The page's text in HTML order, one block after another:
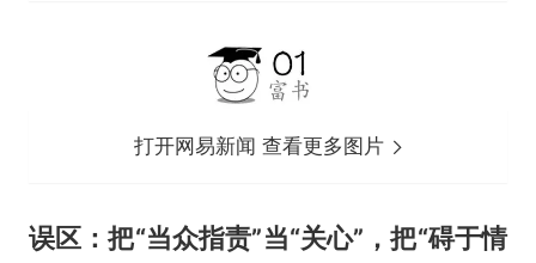
打开网易新闻 查看更多图片
误区：把“当众指责”当“关心”，把“碍于情